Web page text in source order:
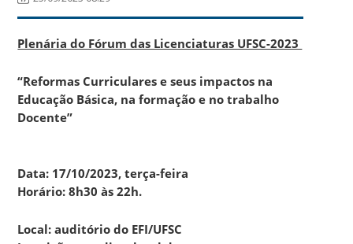
Plenária do Fórum das Licenciaturas UFSC-2023
“Reformas Curriculares e seus impactos na
Educação Básica, na formação e no trabalho
Docente”
Data: 17/10/2023, terça-feira
Horário: 8h30 às 22h.
Local: auditório do EFI/UFSC